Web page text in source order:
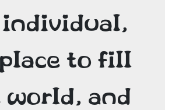
to fill
and